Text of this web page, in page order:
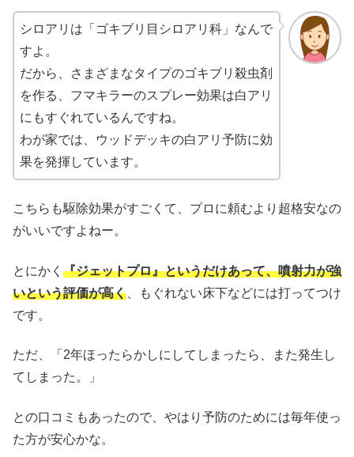
シロアリは「ゴキブリ目シロアリ科」なんで
すよ。
だから、さまざまなタイプのゴキブリ殺虫剤
を作る、フマキラーのスプレー効果は白アリ
にもすぐれているんですね。
わが家では、ウッドデッキの白アリ予防に効
果を発揮しています。
こちらも駆除効果がすごくて、プロに頼むより超格安なの
がいいですよねー。
とにかく 『ジェットプロ』というだけあって、噴射力が強
いという評価が高く 、もぐれない床下などには打ってつけ
です。
ただ、「2年ほったらかしにしてしまったら、また発生し
てしまった。」
との口コミもあったので、やはり予防のためには毎年使っ
た方が安心かな。